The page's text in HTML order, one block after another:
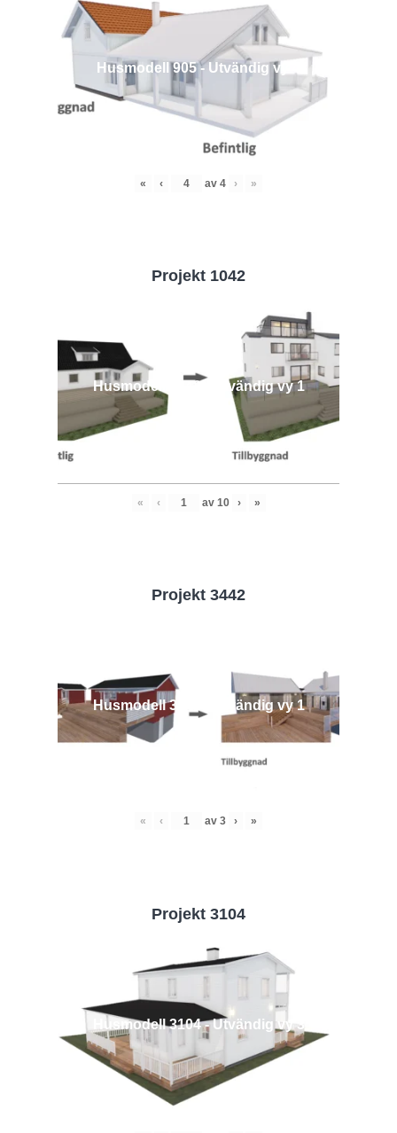
Husmodell 905 - Utvändig vy 4
« ‹ av 4 › »
Projekt 1042
Husmodell 1042 - Utvändig vy 1
« ‹ av 10 › »
Projekt 3442
Husmodell 3442 - Utvändig vy 1
« ‹ av 3 › »
Projekt 3104
Husmodell 3104 - Utvändig vy 3